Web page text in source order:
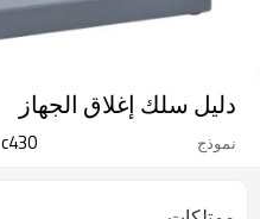
دليل سلك إغلاق الجهاز
نموذج c430